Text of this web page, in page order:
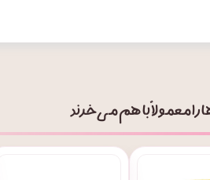
را معمولاً با هم می‌خرند